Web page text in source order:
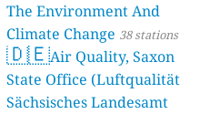
The Environment And
Climate Change 38 stations
🇩🇪Air Quality, Saxon
State Office (Luftqualität
Sächsisches Landesamt